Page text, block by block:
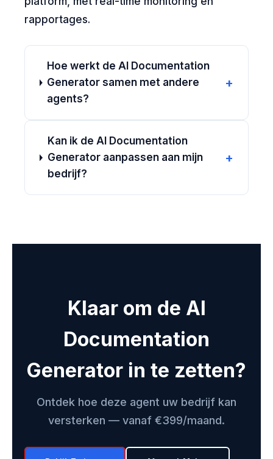
rapportages.
Hoe werkt de AI Documentation
Generator samen met andere
agents?
+
Kan ik de AI Documentation
Generator aanpassen aan mijn
bedrijf?
+
Klaar om de AI
Documentation
Generator in te zetten?
Ontdek hoe deze agent uw bedrijf kan
versterken — vanaf €399/maand.